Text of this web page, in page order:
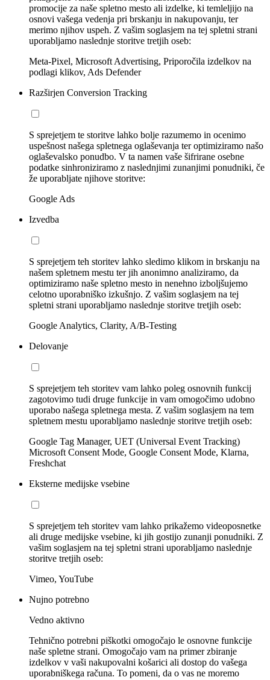
promocije za naše spletno mesto ali izdelke, ki temleljijo na
osnovi vašega vedenja pri brskanju in nakupovanju, ter
merimo njihov uspeh. Z vašim soglasjem na tej spletni strani
uporabljamo naslednje storitve tretjih oseb:
Meta-Pixel, Microsoft Advertising, Priporočila izdelkov na
podlagi klikov, Ads Defender
Razširjen Conversion Tracking
S sprejetjem te storitve lahko bolje razumemo in ocenimo
uspešnost našega spletnega oglaševanja ter optimiziramo našo
oglaševalsko ponudbo. V ta namen vaše šifrirane osebne
podatke sinhroniziramo z naslednjimi zunanjimi ponudniki, če
že uporabljate njihove storitve:
Google Ads
Izvedba
S sprejetjem teh storitev lahko sledimo klikom in brskanju na
našem spletnem mestu ter jih anonimno analiziramo, da
optimiziramo naše spletno mesto in nenehno izboljšujemo
celotno uporabniško izkušnjo. Z vašim soglasjem na tej
spletni strani uporabljamo naslednje storitve tretjih oseb:
Google Analytics, Clarity, A/B-Testing
Delovanje
S sprejetjem teh storitev vam lahko poleg osnovnih funkcij
zagotovimo tudi druge funkcije in vam omogočimo udobno
uporabo našega spletnega mesta. Z vašim soglasjem na tem
spletnem mestu uporabljamo naslednje storitve tretjih oseb:
Google Tag Manager, UET (Universal Event Tracking)
Microsoft Consent Mode, Google Consent Mode, Klarna,
Freshchat
Eksterne medijske vsebine
S sprejetjem teh storitev vam lahko prikažemo videoposnetke
ali druge medijske vsebine, ki jih gostijo zunanji ponudniki. Z
vašim soglasjem na tej spletni strani uporabljamo naslednje
storitve tretjih oseb:
Vimeo, YouTube
Nujno potrebno
Vedno aktivno
Tehnično potrebni piškotki omogočajo le osnovne funkcije
naše spletne strani. Omogočajo vam na primer zbiranje
izdelkov v vaši nakupovalni košarici ali dostop do vašega
uporabniškega računa. To pomeni, da o vas ne moremo